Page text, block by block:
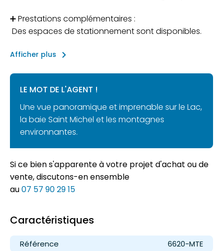
➕ Prestations complémentaires :
Des espaces de stationnement sont disponibles.
Afficher plus keyboard_arrow_right
LE MOT DE L'AGENT !
Une vue panoramique et imprenable sur le Lac,
la baie Saint Michel et les montagnes
environnantes.
Si ce bien s'apparente à votre projet d'achat ou de
vente, discutons-en ensemble
au07 57 90 29 15
Caractéristiques
Référence
6620-MTE